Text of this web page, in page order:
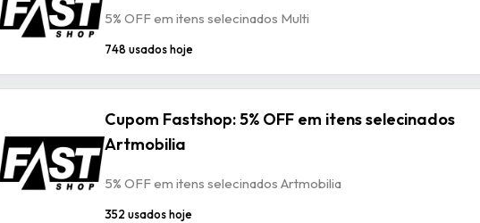
5% OFF em itens selecinados Multi
748 usados hoje
Cupom Fastshop: 5% OFF em itens selecinados
Artmobilia
5% OFF em itens selecinados Artmobilia
352 usados hoje